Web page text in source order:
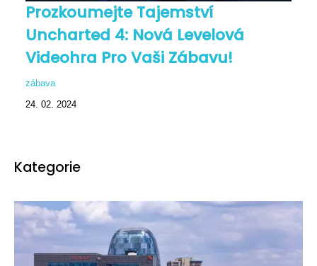
Prozkoumejte Tajemství
Uncharted 4: Nová Levelová
Videohra Pro Vaši Zábavu!
zábava
24. 02. 2024
Kategorie